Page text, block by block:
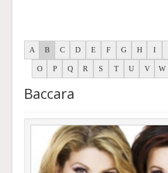
A B C D E F G H I
O P Q R S T U V W
Baccara